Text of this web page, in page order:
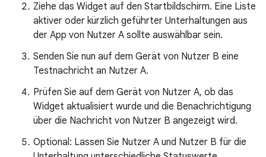
Ziehe das Widget auf den Startbildschirm. Eine Liste
aktiver oder kürzlich geführter Unterhaltungen aus
der App von Nutzer A sollte auswählbar sein.
Senden Sie nun auf dem Gerät von Nutzer B eine
Testnachricht an Nutzer A.
Prüfen Sie auf dem Gerät von Nutzer A, ob das
Widget aktualisiert wurde und die Benachrichtigung
über die Nachricht von Nutzer B angezeigt wird.
Optional: Lassen Sie Nutzer A und Nutzer B für die